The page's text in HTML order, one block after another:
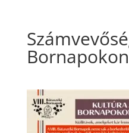
Bornapokon